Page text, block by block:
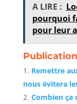
A LIRE :
pourquoi
pour leur
Remettre
nous évitera
Combien ça